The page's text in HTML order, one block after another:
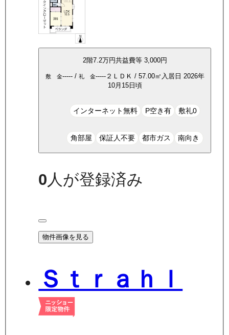
2階7.2万円共益費等 3,000円
敷 金-----/ 礼 金-----２ＬＤＫ / 57.00㎡ 入居日 2026年
10月15日頃
インターネット無料 P空き有 敷礼0
角部屋 保証人不要 都市ガス 南向き
0 人が登録済み
物件画像を見る
Ｓｔｒａｈｌ